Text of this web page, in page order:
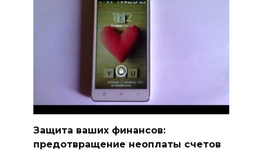
Защита ваших финансов:
предотвращение неоплаты счетов